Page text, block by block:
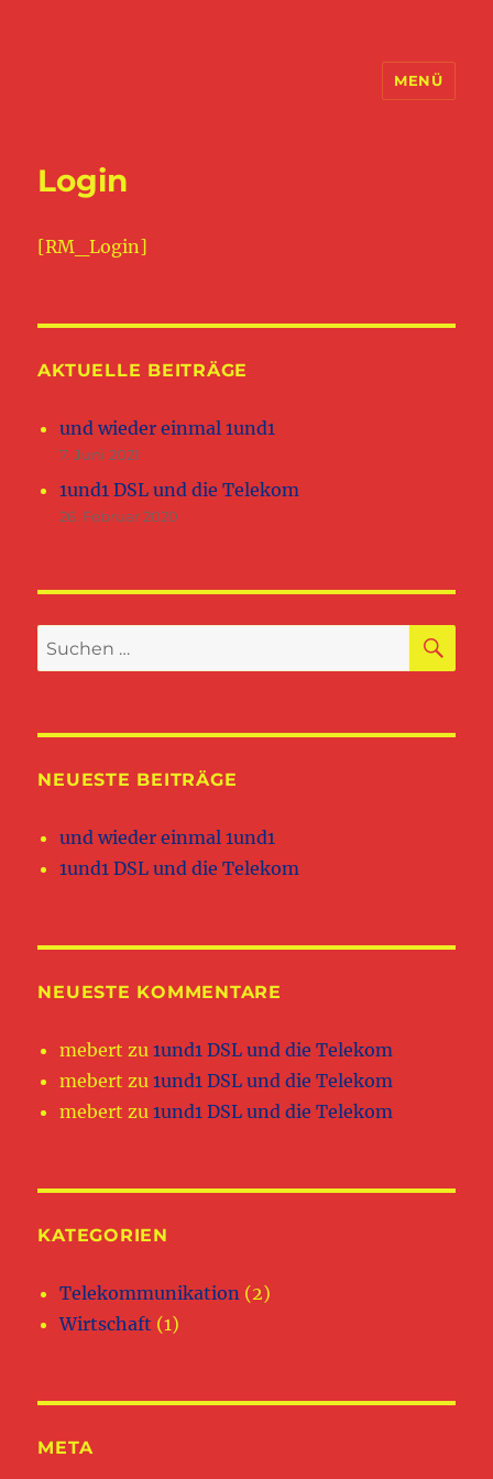
MENÜ
Login
[RM_Login]
AKTUELLE BEITRÄGE
und wieder einmal 1und1
7. Juni 2021
1und1 DSL und die Telekom
26. Februar 2020
Suchen
nach:
NEUESTE BEITRÄGE
und wieder einmal 1und1
1und1 DSL und die Telekom
NEUESTE KOMMENTARE
mebert zu1und1 DSL und die Telekom
mebert zu1und1 DSL und die Telekom
mebert zu1und1 DSL und die Telekom
KATEGORIEN
Telekommunikation (2)
Wirtschaft (1)
META